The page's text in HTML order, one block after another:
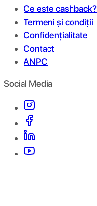
Ce este cashback?
Termeni și condiții
Confidențialitate
Contact
ANPC
Social Media